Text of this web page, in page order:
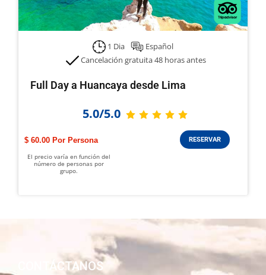
1 Dia
Español
Cancelación gratuita 48 horas antes
Full Day a Huancaya desde Lima
5.0/5.0
$ 60.00
El precio varía en función del
número de personas por
grupo.
RESERVAR
CONTÁCTANOS